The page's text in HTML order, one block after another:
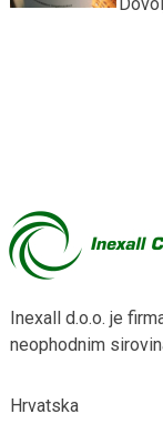
Inexall d.o.o. je
neophodnim
Hrvatska